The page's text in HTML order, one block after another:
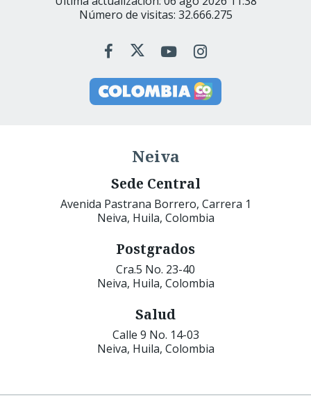
Número de visitas: 32.666.275
Neiva
Sede Central
Avenida Pastrana Borrero, Carrera 1
Neiva, Huila, Colombia
Postgrados
Cra.5 No. 23-40
Neiva, Huila, Colombia
Salud
Calle 9 No. 14-03
Neiva, Huila, Colombia